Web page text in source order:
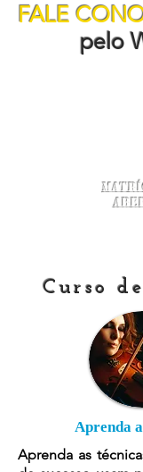
FALE
pelo
Curso
Aprenda
Aprenda as